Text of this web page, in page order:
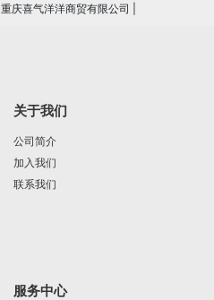
重庆喜气洋洋商贸有限公司
关于我们
公司简介
加入我们
联系我们
服务中心